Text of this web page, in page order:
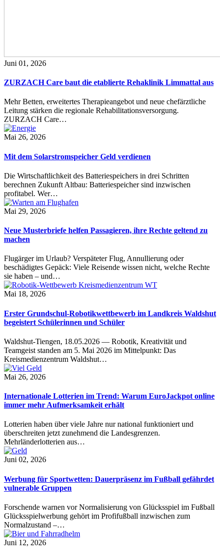
Juni 01, 2026
ZURZACH Care baut die etablierte Rehaklinik Limmattal aus
Mehr Betten, erweitertes Therapieangebot und neue chefärztliche
Leitung stärken die regionale Rehabilitationsversorgung.
ZURZACH Care…
Mai 26, 2026
Mit dem Solarstromspeicher Geld verdienen
Die Wirtschaftlichkeit des Batteriespeichers in drei Schritten
berechnen Zukunft Altbau: Batteriespeicher sind inzwischen
profitabel. Wer…
Mai 29, 2026
Neue Musterbriefe helfen Passagieren, ihre Rechte geltend zu
machen
Flugärger im Urlaub? Verspäteter Flug, Annullierung oder
beschädigtes Gepäck: Viele Reisende wissen nicht, welche Rechte
sie haben – und…
Mai 18, 2026
Erster Grundschul-Robotikwettbewerb im Landkreis Waldshut
begeistert Schülerinnen und Schüler
Waldshut-Tiengen, 18.05.2026 — Robotik, Kreativität und
Teamgeist standen am 5. Mai 2026 im Mittelpunkt: Das
Kreismedienzentrum Waldshut…
Mai 26, 2026
Internationale Lotterien im Trend: Warum EuroJackpot online
immer mehr Aufmerksamkeit erhält
Lotterien haben über viele Jahre nur national funktioniert und
überschreiten jetzt zunehmend die Landesgrenzen.
Mehrländerlotterien aus…
Juni 02, 2026
Werbung für Sportwetten: Dauerpräsenz im Fußball gefährdet
vulnerable Gruppen
Forschende warnen vor Normalisierung von Glücksspiel im Fußball
Glücksspielwerbung gehört im Profifußball inzwischen zum
Normalzustand –…
Juni 12, 2026